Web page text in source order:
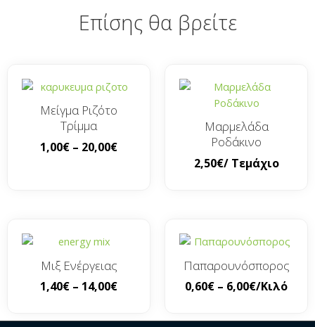
Επίσης θα βρείτε
Μείγμα Ριζότο
Τρίμμα
1,00€ – 20,00€
Μαρμελάδα
Ροδάκινο
2,50€/ Τεμάχιο
Μιξ Ενέργειας
1,40€ – 14,00€
Παπαρουνόσπορος
0,60€ – 6,00€/Κιλό